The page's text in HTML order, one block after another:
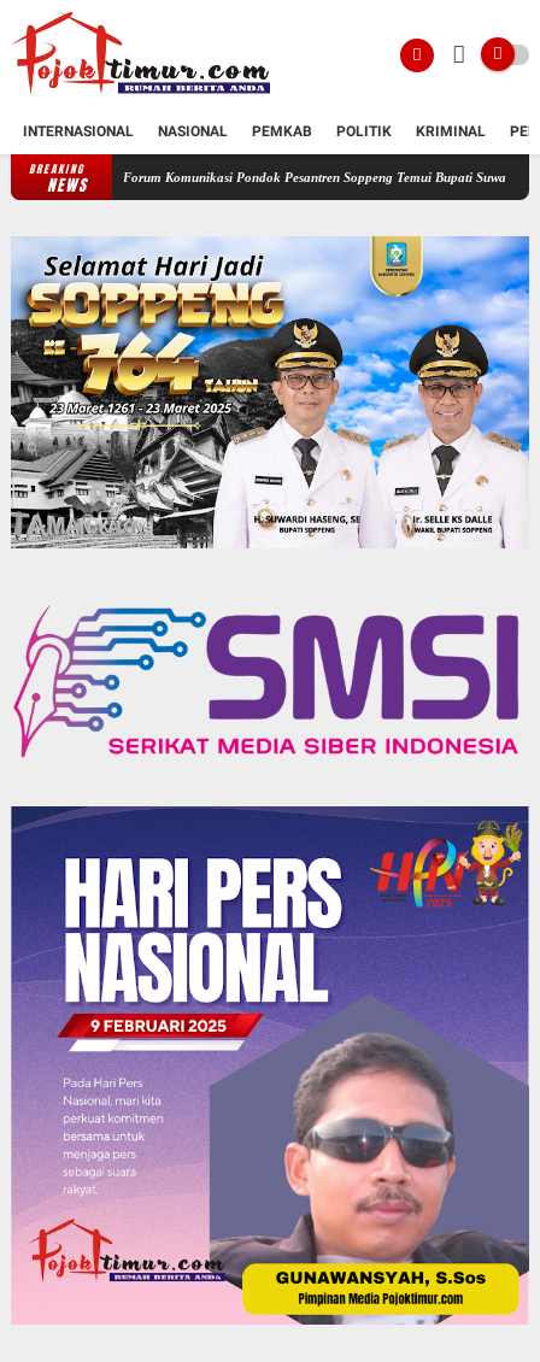
INTERNASIONAL NASIONAL PEMKAB POLITIK KRIMINAL
BREAKING
NEWS
Forum Komunikasi Pondok Pesantren Soppeng Temui Bupati Suwardi Haseng